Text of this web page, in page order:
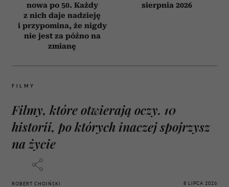
nowa po 50. Każdy
z nich daje nadzieję
i przypomina, że nigdy
nie jest za późno na
zmianę
sierpnia 2026
FILMY
Filmy, które otwierają oczy. 10
historii, po których inaczej spojrzysz
na życie
ROBERT CHOIŃSKI 8 LIPCA 2026